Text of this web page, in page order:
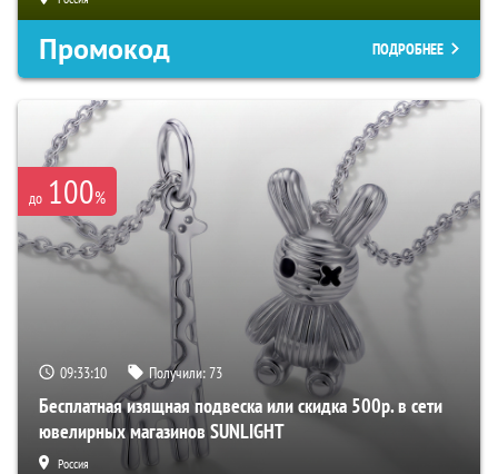
Промокод ПОДРОБНЕЕ
до 100%
09:33:09 Получили:73
Бесплатная изящная подвеска или скидка 500р. в сети
ювелирных магазинов SUNLIGHT
Россия